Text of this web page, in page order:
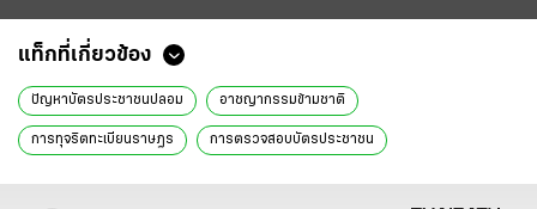
แท็กที่เกี่ยวข้อง
ปัญหาบัตรประชาชนปลอม อาชญากรรมข้ามชาติ
การทุจริตทะเบียนราษฎร การตรวจสอบบัตรประชาชน